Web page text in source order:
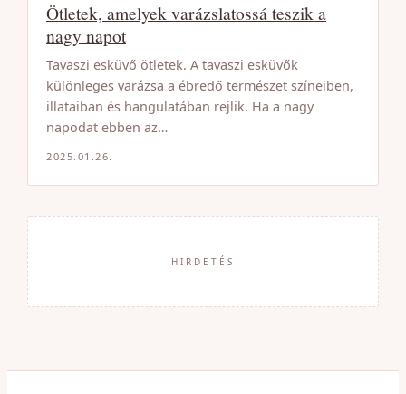
Ötletek, amelyek varázslatossá teszik a
nagy napot
Tavaszi esküvő ötletek. A tavaszi esküvők
különleges varázsa a ébredő természet színeiben,
illataiban és hangulatában rejlik. Ha a nagy
napodat ebben az…
2025.01.26.
HIRDETÉS